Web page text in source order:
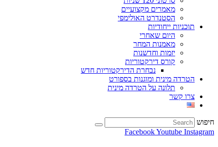
מאמרים מקצועיים
הסטנדרט האולימפי
תוכניות ייחודיות
היום שאחרי
מאמנות המחר
יזמות וחדשנות
קורס דירקטוריות
נבחרת הדירקטוריות חדש
הטרדה מינית ומוגנות בספורט
תלונה על הטרדה מינית
צרו קשר
חיפוש
FacebookYoutube Instagram